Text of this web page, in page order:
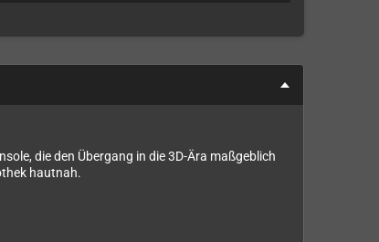
die den Übergang in die 3D-Ära maßgeblich
hautnah.